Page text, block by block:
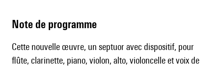
Note de programme
Cette nouvelle œuvre, un septuor avec dispositif, pour
flûte, clarinette, piano, violon, alto, violoncelle et voix de